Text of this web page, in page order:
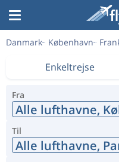
Danmark København
Enkeltrejse
Fra
Alle lufthavne,
Til
Alle lufthavne,